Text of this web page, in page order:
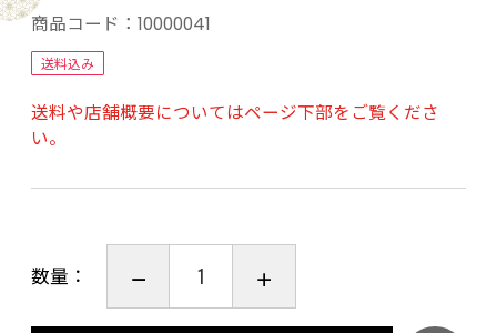
大阪堺市で創業110年精肉店を営む”やまさん阪
本商店”の国産黒毛和牛やまさん牛の美味しさを
是非ご堪能下さい。
【賞味期限】出荷日より冷凍保存にて30日間と
なります。
たします。
商品コード： 10000041
送料込み
送料や店舗概要についてはページ下部をご覧くださ
い。
数量：